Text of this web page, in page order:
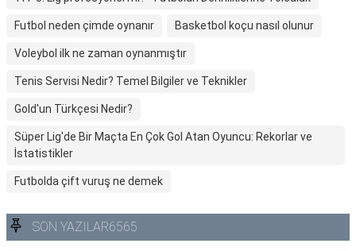
Futbol neden çimde oynanır Basketbol koçu nasıl olunur
Voleybol ilk ne zaman oynanmıştır
Tenis Servisi Nedir? Temel Bilgiler ve Teknikler
Gold'un Türkçesi Nedir?
Süper Lig'de Bir Maçta En Çok Gol Atan Oyuncu: Rekorlar ve
İstatistikler
Futbolda çift vuruş ne demek
SON YAZILAR6565